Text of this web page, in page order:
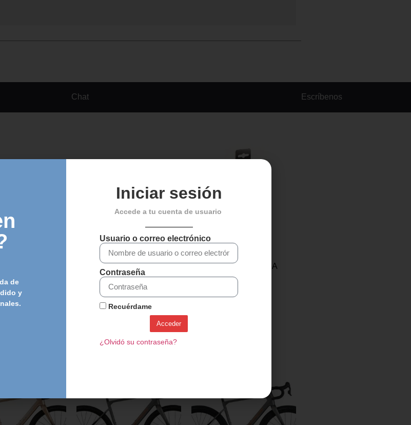
Chat Escríbenos
SRAM
€
CALAS ROTO PARA
PEDALES LOOK KEO –
Negro 0°
CINTA MANILLAR FSA
ULTRA CORK – Azul
13,95
de
y
Iniciar sesión
Accede a tu cuenta de usuario
Usuario o correo electrónico
Contraseña
Recuérdame
Acceder
¿Olvidó su contraseña?